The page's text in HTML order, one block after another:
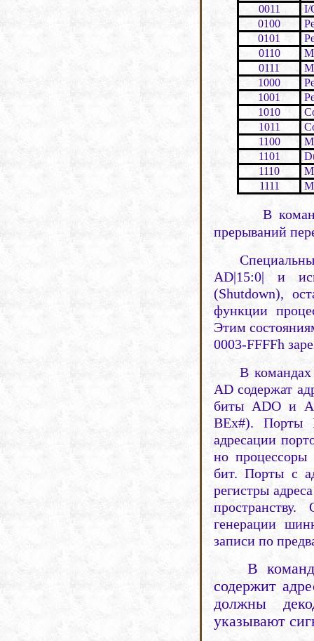
0011
I/
0100
0101
0110
0111
1000
1001
1010
1011
1100
1101
1110
1111
В
прерываний
AD|15:0| и
(Shutdown),
функции
Этим
0003-FFFFh
В
AD содержат
биты ADO и
ВЕх#). Порты
адресации
но процессоры
бит. Порты с
регистры
генерации
записи по
В
содержит
должны
указывают